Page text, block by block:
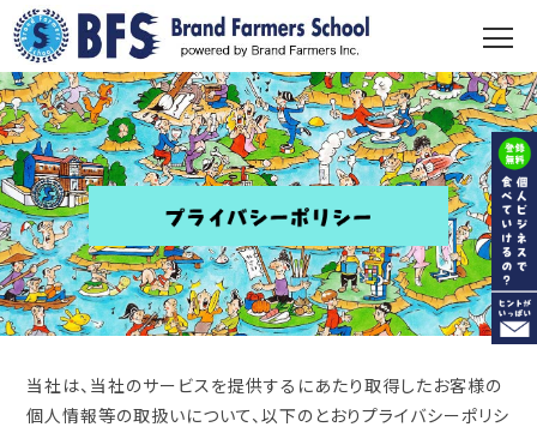
当社は、当社のサービスを提供するにあたり取得したお客様の
個人情報等の取扱いについて、以下のとおりプライバシーポリシ